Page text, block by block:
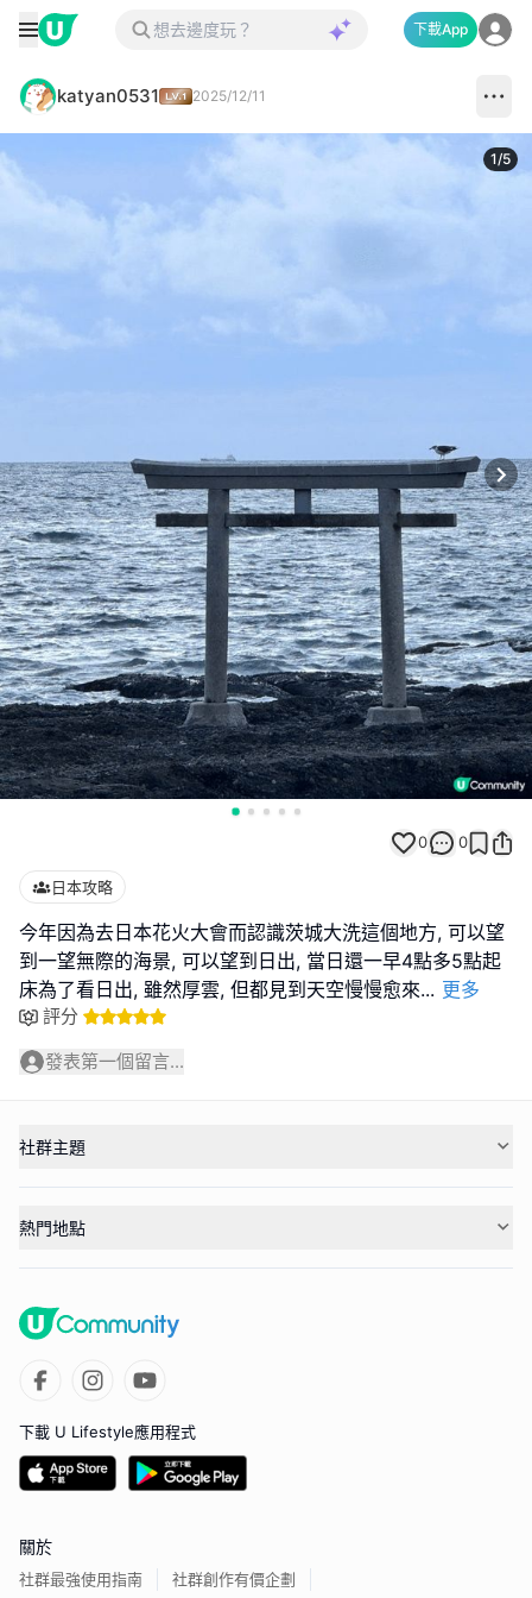
下載App
katyan0531 2025/12/11
1/5
0 0
日本攻略
今年因為去日本花火大會而認識茨城大洗這個地方, 可以望
到一望無際的海景, 可以望到日出, 當日還一早4點多5點起
床為了看日出, 雖然厚雲, 但都見到天空慢慢愈來... 更多
評分
發表第一個留言...
社群主題
熱門地點
下載 U Lifestyle應用程式
關於
社群最強使用指南 社群創作有價企劃